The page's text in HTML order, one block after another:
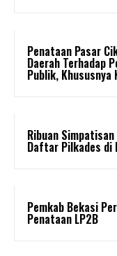
Penataan Pasar
Daerah Terhadap
Publik, Khususnya
Ribuan
Daftar Pilkades di
Pemkab Bekasi
Penataan LP2B